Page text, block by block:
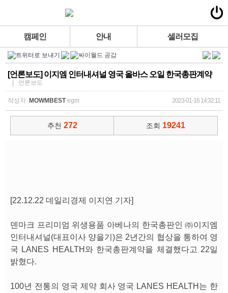
캠페인 안내 셀러모집
[언론보도] 이지엠 인터내셔널 영국 올바스 오일 한국총판계약
| 언론보도
작성자 MOWMBESTegm 2023-01-16 14:32:11
추천 272 조회 19241
[22.12.22 데일리경제 이지연 기자]
덴마크 프리미엄 위생용품 아베나의 한국총판인 ㈜이지엠
인터내셔널(대표이사 양을기)은 2년간의 협상을 통하여 영
국 LANES HEALTH와 한국총판계약을 체결했다고 22일
밝혔다.
100년 전통의 영국 제약 회사 영국 LANES HEALTH는 한